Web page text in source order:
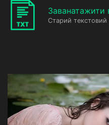
Заванатажити
Старий текстовий